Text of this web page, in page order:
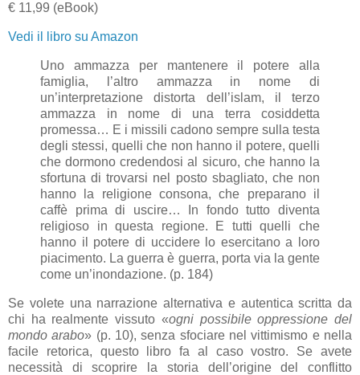
€ 11,99 (eBook)
Vedi il libro su Amazon
Uno ammazza per mantenere il potere alla
famiglia, l’altro ammazza in nome di
un’interpretazione distorta dell’islam, il terzo
ammazza in nome di una terra cosiddetta
promessa… E i missili cadono sempre sulla testa
degli stessi, quelli che non hanno il potere, quelli
che dormono credendosi al sicuro, che hanno la
sfortuna di trovarsi nel posto sbagliato, che non
hanno la religione consona, che preparano il
caffè prima di uscire… In fondo tutto diventa
religioso in questa regione. E tutti quelli che
hanno il potere di uccidere lo esercitano a loro
piacimento. La guerra è guerra, porta via la gente
come un’inondazione. (p. 184)
Se volete una narrazione alternativa e autentica scritta da
chi ha realmente vissuto «ogni possibile oppressione del
mondo arabo» (p. 10), senza sfociare nel vittimismo e nella
facile retorica, questo libro fa al caso vostro. Se avete
necessità di scoprire la storia dell’origine del conflitto